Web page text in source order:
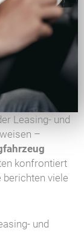
Leasing- und
–
konfrontiert
berichten viele
und